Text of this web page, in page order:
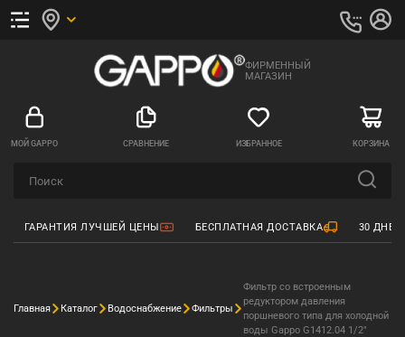
ФИРМЕННЫЙ
МАГАЗИН
МОЙ GAPPO СРАВНЕНИЕ ИЗБРАННОЕ КОРЗИНА
ГАРАНТИЯ ЛУЧШЕЙ ЦЕНЫ БЕСПЛАТНАЯ ДОСТАВКА 30
Главная Каталог Водоснабжение Фильтры
Фильтр со встроенным
редуктором давления
поршневого типа для холодной
воды Gappo G1412.04 1/2"